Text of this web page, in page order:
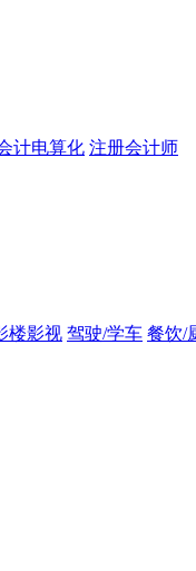
计电算化 注册会计师
楼影视 驾驶/学车 餐饮/